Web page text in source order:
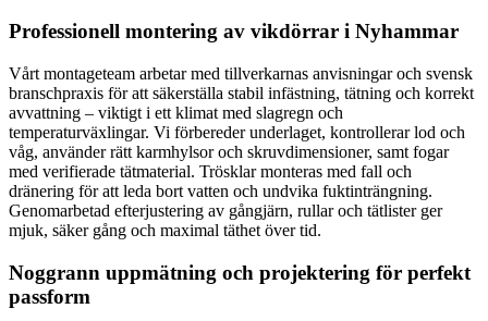
Professionell montering av vikdörrar i Nyhammar
Vårt montageteam arbetar med tillverkarnas anvisningar och svensk
branschpraxis för att säkerställa stabil infästning, tätning och korrekt
avvattning – viktigt i ett klimat med slagregn och
temperaturväxlingar. Vi förbereder underlaget, kontrollerar lod och
våg, använder rätt karmhylsor och skruvdimensioner, samt fogar
med verifierade tätmaterial. Trösklar monteras med fall och
dränering för att leda bort vatten och undvika fuktinträngning.
Genomarbetad efterjustering av gångjärn, rullar och tätlister ger
mjuk, säker gång och maximal täthet över tid.
Noggrann uppmätning och projektering för perfekt
passform